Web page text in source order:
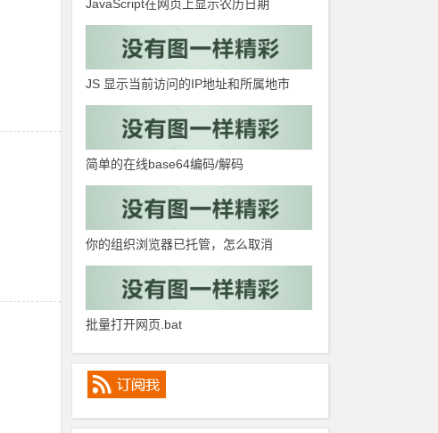
JavaScript在网页上显示农历日期
JS 显示当前访问的IP地址和所属地市
简单的在线base64编码/解码
你的组织浏览器已托管，怎么取消
批量打开网页.bat